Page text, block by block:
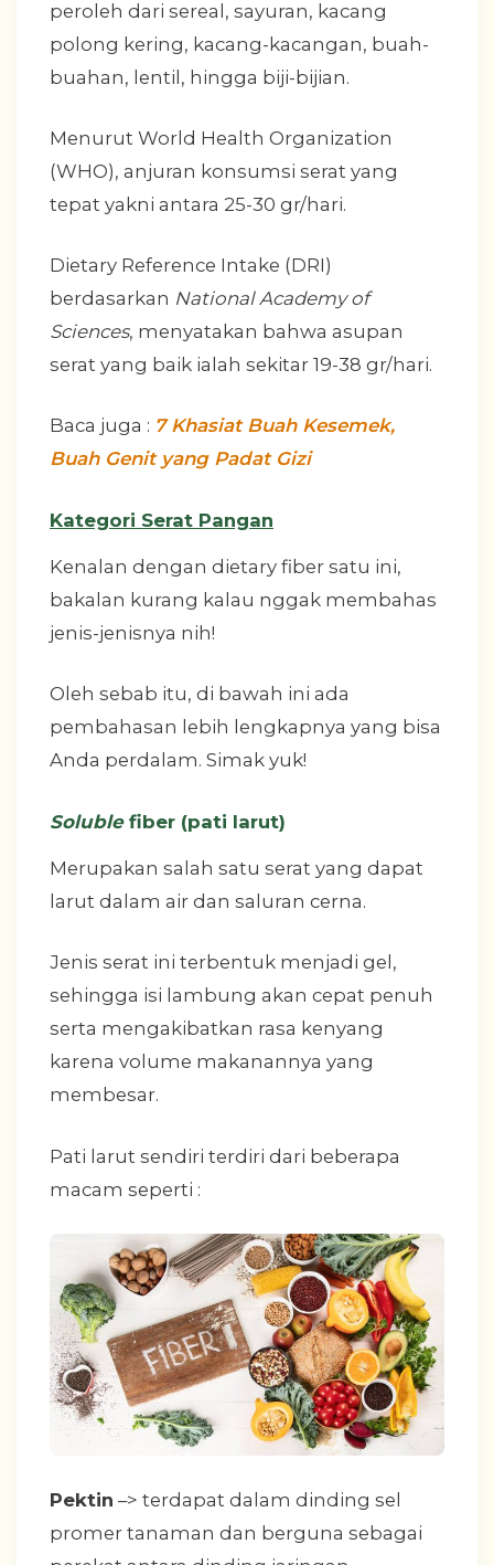
peroleh dari sereal, sayuran, kacang
polong kering, kacang-kacangan, buah-
buahan, lentil, hingga biji-bijian.
Menurut World Health Organization
(WHO), anjuran konsumsi serat yang
tepat yakni antara 25-30 gr/hari.
Dietary Reference Intake (DRI)
berdasarkan National Academy of
Sciences, menyatakan bahwa asupan
serat yang baik ialah sekitar 19-38 gr/hari.
Baca juga : 7 Khasiat Buah Kesemek,
Buah Genit yang Padat Gizi
Kategori Serat Pangan
Kenalan dengan dietary fiber satu ini,
bakalan kurang kalau nggak membahas
jenis-jenisnya nih!
Oleh sebab itu, di bawah ini ada
pembahasan lebih lengkapnya yang bisa
Anda perdalam. Simak yuk!
Solublefiber (pati larut)
Merupakan salah satu serat yang dapat
larut dalam air dan saluran cerna.
Jenis serat ini terbentuk menjadi gel,
sehingga isi lambung akan cepat penuh
serta mengakibatkan rasa kenyang
karena volume makanannya yang
membesar.
Pati larut sendiri terdiri dari beberapa
macam seperti :
Pektin –> terdapat dalam dinding sel
promer tanaman dan berguna sebagai